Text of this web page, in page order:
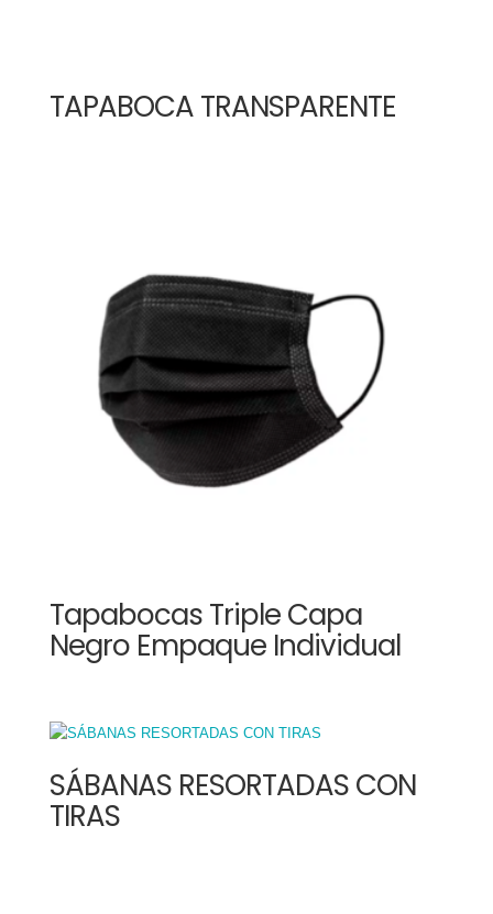
TAPABOCA TRANSPARENTE
Tapabocas Triple Capa
Negro Empaque Individual
SÁBANAS RESORTADAS CON
TIRAS